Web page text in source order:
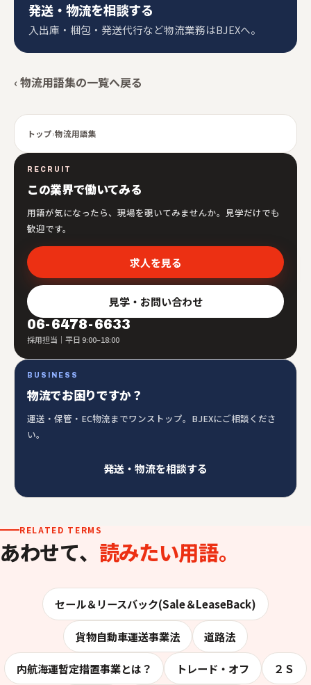
発送・物流を相談する
入出庫・梱包・発送代行など物流業務はBJEXへ。
‹ 物流用語集の一覧へ戻る
トップ›物流用語集
RECRUIT
この業界で働いてみる
用語が気になったら、現場を覗いてみませんか。見学だけでも
歓迎です。
求人を見る
見学・お問い合わせ
06-6478-6633
採用担当｜平日 9:00–18:00
BUSINESS
物流でお困りですか？
運送・保管・EC物流までワンストップ。BJEXにご相談くださ
い。
発送・物流を相談する
RELATED TERMS
あわせて、 読みたい用語。
セール＆リースバック(Sale＆LeaseBack)
貨物自動車運送事業法 道路法
内航海運暫定措置事業とは？ トレード・オフ ２Ｓ